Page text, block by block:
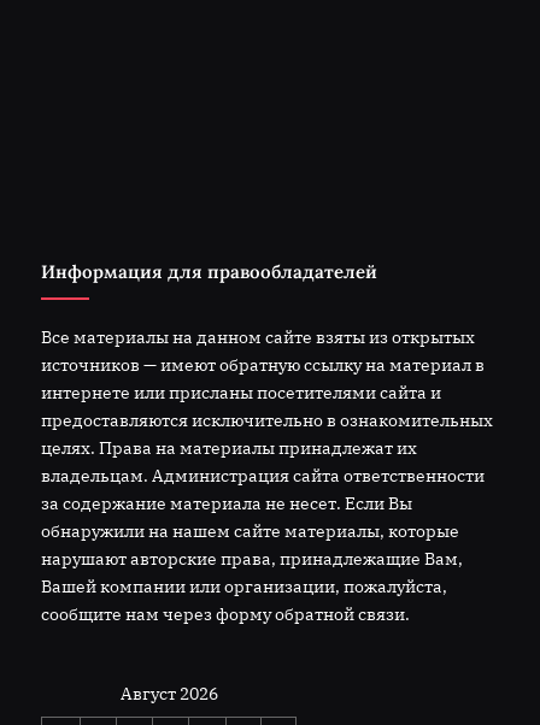
Информация для правообладателей
Все материалы на данном сайте взяты из открытых
источников — имеют обратную ссылку на материал в
интернете или присланы посетителями сайта и
предоставляются исключительно в ознакомительных
целях. Права на материалы принадлежат их
владельцам. Администрация сайта ответственности
за содержание материала не несет. Если Вы
обнаружили на нашем сайте материалы, которые
нарушают авторские права, принадлежащие Вам,
Вашей компании или организации, пожалуйста,
сообщите нам через форму обратной связи.
Август 2026